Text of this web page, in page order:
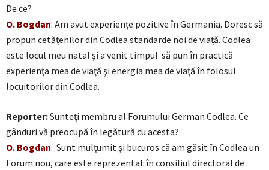
De ce?
O. Bogdan: Am avut experienţe pozitive în Germania. Doresc să
propun cetăţenilor din Codlea standarde noi de viaţă. Codlea
este locul meu natal şi a venit timpul să pun în practică
experienţa mea de viaţă şi energia mea de viaţă în folosul
locuitorilor din Codlea.
Reporter:Sunteţi membru al Forumului German Codlea. Ce
gânduri vă preocupă în legătură cu acesta?
O. Bogdan: Sunt mulţumit şi bucuros că am găsit în Codlea un
Forum nou, care este reprezentat în consiliul directoral de